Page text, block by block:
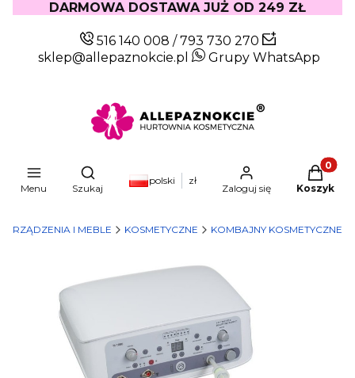
DARMOWA DOSTAWA JUŻ OD 249 ZŁ
516 140 008 /793 730 270
sklep@allepaznokcie.pl
Grupy WhatsApp
Menu
Otwórz wyszukiwarkę
Szukaj
polski zł
Zaloguj się Koszyk
URZĄDZENIA I MEBLE KOSMETYCZNE KOMBAJNY KOSMETYCZNE